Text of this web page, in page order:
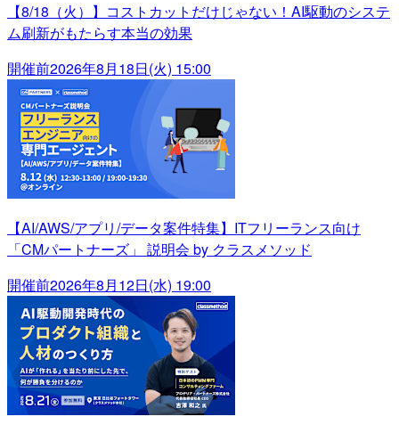
【8/18（火）】コストカットだけじゃない！AI駆動のシステ
ム刷新がもたらす本当の効果
開催前2026年8月18日(火) 15:00
【AI/AWS/アプリ/データ案件特集】ITフリーランス向け
「CMパートナーズ」 説明会 by クラスメソッド
開催前2026年8月12日(水) 19:00